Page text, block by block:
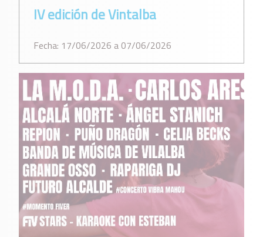
IV edición de Vintalba
Fecha: 17/06/2026 a 07/06/2026